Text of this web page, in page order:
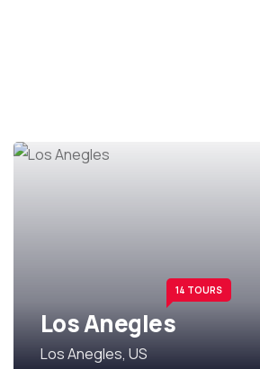
14 TOURS
Los Anegles
Los Anegles, US